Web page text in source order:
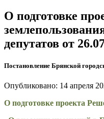
О подготовке
депутатов от
Постановление Брянской
Опубликовано: 14 апреля
О подготовке проекта